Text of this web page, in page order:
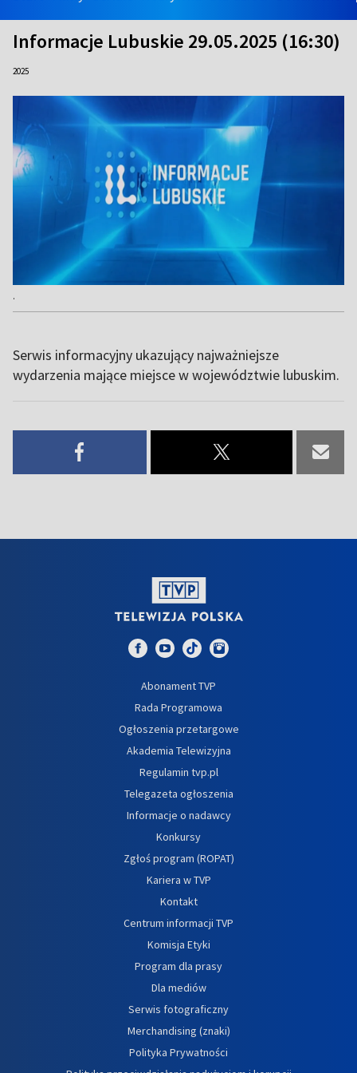
Informacje Lubuskie 29.05.2025 (16:30)
2025
.
Serwis informacyjny ukazujący najważniejsze
wydarzenia mające miejsce w województwie lubuskim.
Abonament TVP
Rada Programowa
Ogłoszenia przetargowe
Akademia Telewizyjna
Regulamin tvp.pl
Telegazeta ogłoszenia
Informacje o nadawcy
Konkursy
Zgłoś program (ROPAT)
Kariera w TVP
Kontakt
Centrum informacji TVP
Komisja Etyki
Program dla prasy
Dla mediów
Serwis fotograficzny
Merchandising (znaki)
Polityka Prywatności